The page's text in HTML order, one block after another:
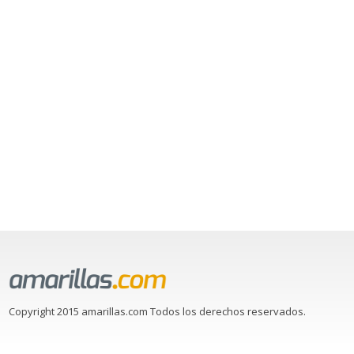
Copyright 2015 amarillas.com Todos los derechos reservados.